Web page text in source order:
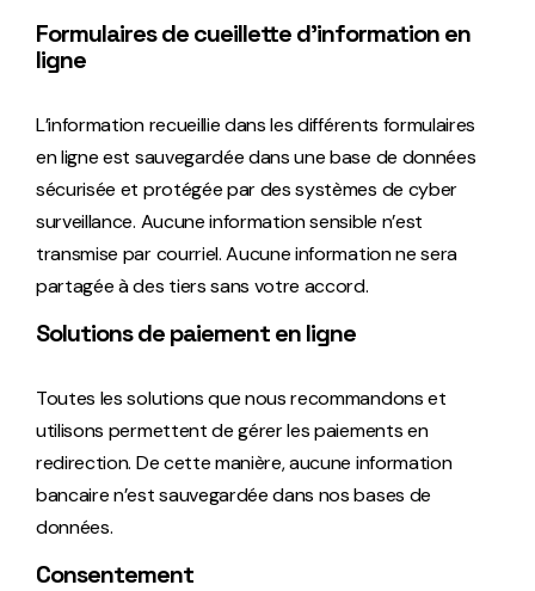
Formulaires de cueillette d’information en
ligne
L’information recueillie dans les différents formulaires
en ligne est sauvegardée dans une base de données
sécurisée et protégée par des systèmes de cyber
surveillance. Aucune information sensible n’est
transmise par courriel. Aucune information ne sera
partagée à des tiers sans votre accord.
Solutions de paiement en ligne
Toutes les solutions que nous recommandons et
utilisons permettent de gérer les paiements en
redirection. De cette manière, aucune information
bancaire n’est sauvegardée dans nos bases de
données.
Consentement